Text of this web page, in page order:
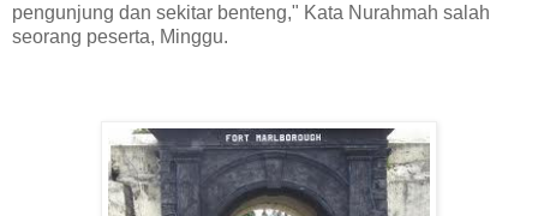
pengunjung dan sekitar benteng," Kata Nurahmah salah
seorang peserta, Minggu.